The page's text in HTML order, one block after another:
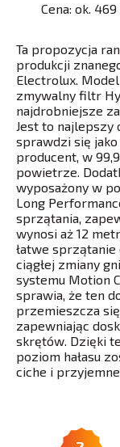
Cena: ok. 469
Ta propozycja
produkcji
Electrolux.
zmywalny filtr
najdrobniejsze
Jest to najlepszy
sprawdzi się
producent, w
powietrze.
wyposażony w
Long
sprzątania,
wynosi aż 12
łatwe
ciągłej zmiany
systemu Motion
sprawia, że ten
przemieszcza
zapewniając
skrętów. Dzięki
poziom hałasu
ciche i